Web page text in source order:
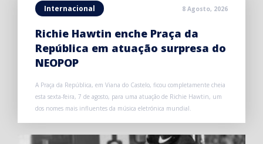
Internacional 8 Agosto, 2026
Richie Hawtin enche Praça da
República em atuação surpresa do
NEOPOP
A Praça da República, em Viana do Castelo, ficou completamente cheia
esta sexta-feira, 7 de agosto, para uma atuação de Richie Hawtin, um
dos nomes mais influentes da música eletrónica mundial.